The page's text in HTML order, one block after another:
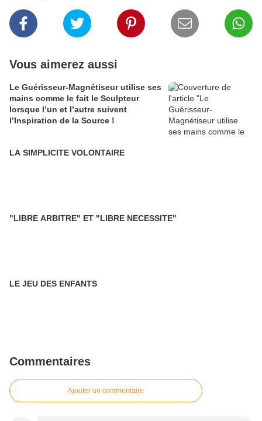
Vous aimerez aussi
Le Guérisseur-Magnétiseur utilise ses
mains comme le fait le Sculpteur
lorsque l’un et l’autre suivent
l’Inspiration de la Source !
LA SIMPLICITE VOLONTAIRE
"LIBRE ARBITRE" ET "LIBRE NECESSITE"
LE JEU DES ENFANTS
Commentaires
Ajouter un commentaire